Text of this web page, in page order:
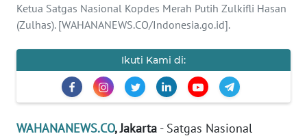
Ketua Satgas Nasional Kopdes Merah Putih Zulkifli Hasan
(Zulhas). [WAHANANEWS.CO/Indonesia.go.id].
Ikuti Kami di:
WAHANANEWS.CO, Jakarta - Satgas Nasional
PENDIDIKAN
OLAHRAGA
EDITORIAL